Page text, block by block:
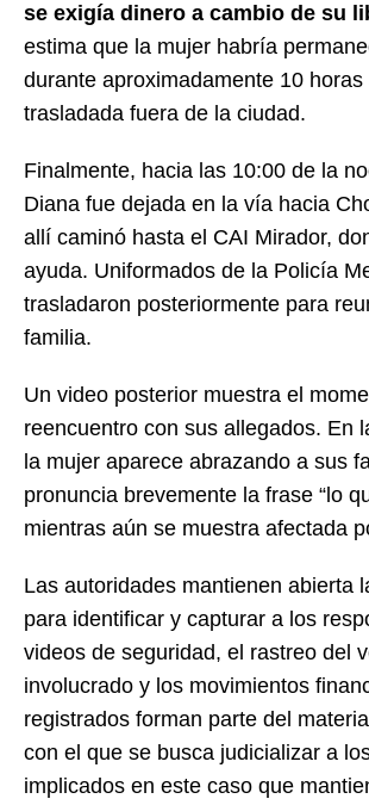
se exigía dinero a cambio de su
estima que la mujer habría
durante aproximadamente 10
trasladada fuera de la ciudad.
Finalmente, hacia las 10:00 de la
Diana fue dejada en la vía hacia
allí caminó hasta el CAI Mirador,
ayuda. Uniformados de la Policía
trasladaron posteriormente para
familia.
Un video posterior muestra el
reencuentro con sus allegados. En
la mujer aparece abrazando a sus
pronuncia brevemente la frase “lo
mientras aún se muestra afectada
Las autoridades mantienen abierta
para identificar y capturar a los
videos de seguridad, el rastreo del
involucrado y los movimientos
registrados forman parte del
con el que se busca judicializar a
implicados en este caso que